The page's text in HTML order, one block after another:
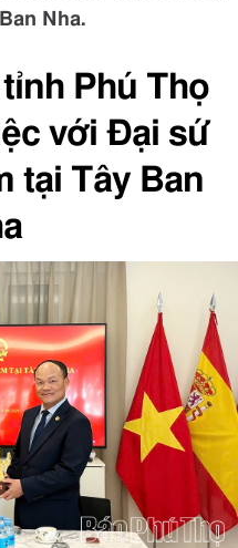
Nha.
Phú Thọ
với Đại sứ
tại Tây Ban